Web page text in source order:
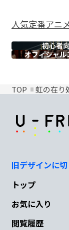
人気定番アニ
初心者
オフィシャル
TOP 虹の在り
旧デザインに
トップ
お気に入り
閲覧履歴